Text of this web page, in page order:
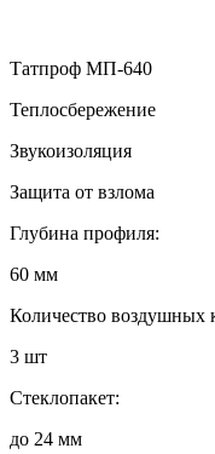
Татпроф МП-640
Теплосбережение
Звукоизоляция
Защита от взлома
Глубина профиля:
60 мм
Количество воздушных
3 шт
Стеклопакет:
до 24 мм